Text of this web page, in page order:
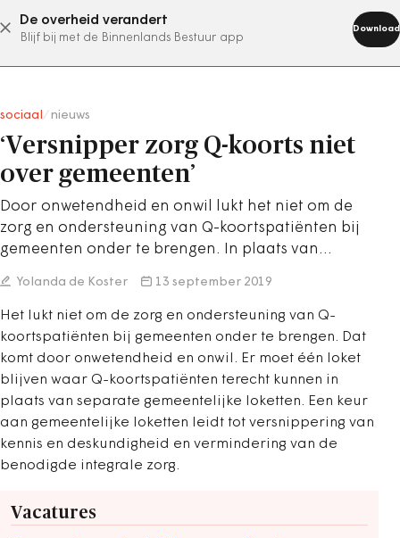
De overheid verandert
Blijf bij met de Binnenlands Bestuur app
Download
abonneer nu
sociaal nieuws
‘Versnipper zorg Q-koorts niet
over gemeenten’
Door onwetendheid en onwil lukt het niet om de
zorg en ondersteuning van Q-koortspatiënten bij
gemeenten onder te brengen. In plaats van…
Yolanda de Koster 13 september 2019
Het lukt niet om de zorg en ondersteuning van Q-
koortspatiënten bij gemeenten onder te brengen. Dat
komt door onwetendheid en onwil. Er moet één loket
blijven waar Q-koortspatiënten terecht kunnen in
plaats van separate gemeentelijke loketten. Een keur
aan gemeentelijke loketten leidt tot versnippering van
kennis en deskundigheid en vermindering van de
benodigde integrale zorg.
Vacatures